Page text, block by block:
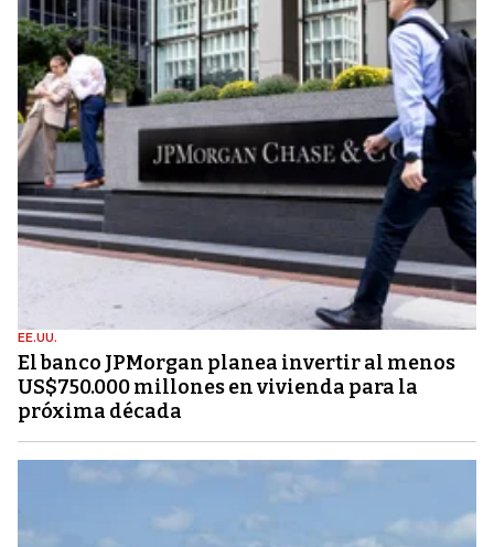
EE.UU.
El banco JPMorgan planea invertir al menos
US$750.000 millones en vivienda para la
próxima década